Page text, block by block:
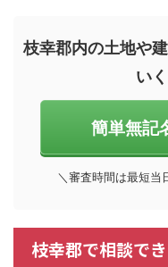
枝幸郡内の土地や
い
簡単無記
＼審査時間は最短
枝幸郡で相談で